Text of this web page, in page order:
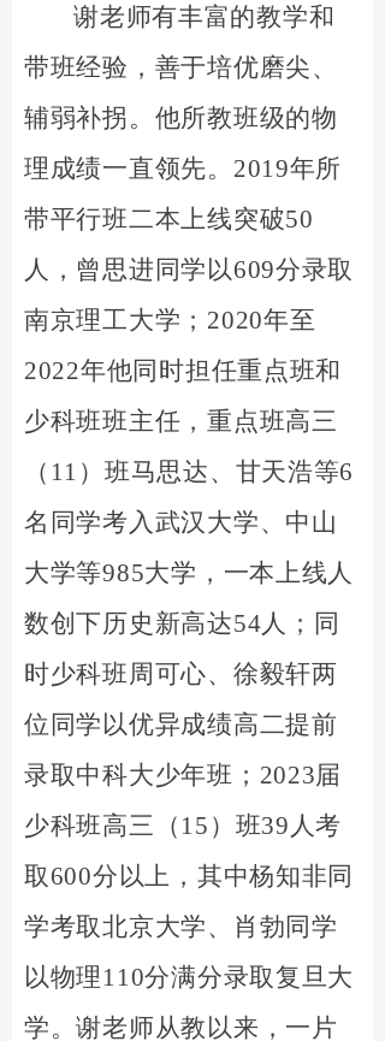
谢老师有丰富的教学和
带班经验，善于培优磨尖、
辅弱补拐。他所教班级的物
理成绩一直领先。2019年所
带平行班二本上线突破50
人，曾思进同学以609分录取
南京理工大学；2020年至
2022年他同时担任重点班和
少科班班主任，重点班高三
（11）班马思达、甘天浩等6
名同学考入武汉大学、中山
大学等985大学，一本上线人
数创下历史新高达54人；同
时少科班周可心、徐毅轩两
位同学以优异成绩高二提前
录取中科大少年班；2023届
少科班高三（15）班39人考
取600分以上，其中杨知非同
学考取北京大学、肖勃同学
以物理110分满分录取复旦大
学。谢老师从教以来，一片